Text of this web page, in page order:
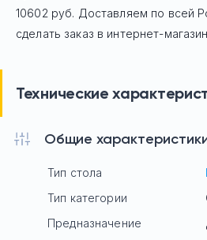
10602 руб. Доставляем по всей
сделать заказ в интернет-
Технические
Общие
Тип стола
Тип категории
Предназначение